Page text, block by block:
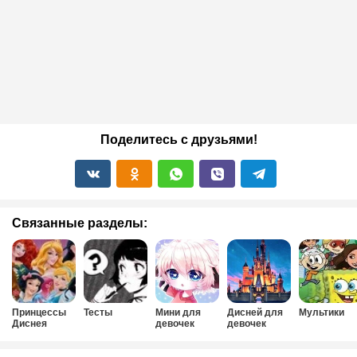
Поделитесь с друзьями!
Связанные разделы:
Принцессы
Диснея
Тесты
Мини для
девочек
Дисней для
девочек
Мультики